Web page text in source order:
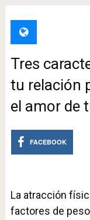
Tres
tu relación
el amor de
FACEBOOK
La atracción
factores de